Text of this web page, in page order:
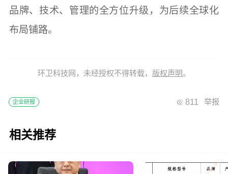
品牌、技术、管理的全方位升级，为后续全球化
布局铺路。
环卫科技网，未经授权不得转载， 版权声明。
企业研报 举报
811
相关推荐